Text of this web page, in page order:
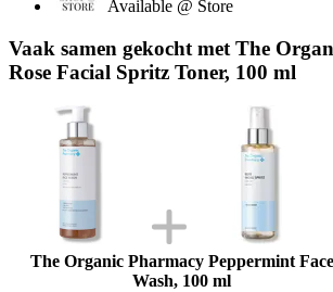
Available @ Store
Vaak samen gekocht met The
Rose Facial Spritz Toner, 100 ml
The Organic Pharmacy Peppermint Face
Wash, 100 ml